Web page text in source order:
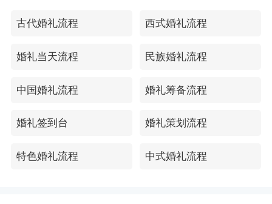
般会十几分钟即可，因为比较方便又便利，但是
这种日本婚礼流程比较简单，在婚约上一样具有
了节约时间都会选择中方式来结...
妆。然后进行化妆的抓拍的拍摄，这个时候参加
婚礼的亲朋好友就可以陆续到现场。此外，婚宴
如果控制不好时间使宴会时间比较长，可能有的
没有宣布结束的情况下开口。可是假如时间太短
的话，有可能很多客人还没有玩尽兴。这时候，
古代婚礼流程 西式婚礼流程
婚礼当天流程 民族婚礼流程
中国婚礼流程 婚礼筹备流程
婚礼签到台 婚礼策划流程
特色婚礼流程 中式婚礼流程